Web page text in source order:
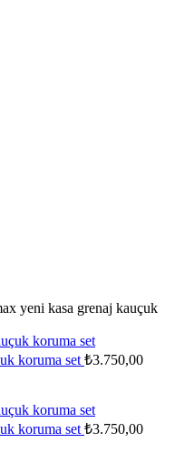
yeni kasa grenaj kauçuk
koruma set ₺3.750,00
koruma set ₺3.750,00